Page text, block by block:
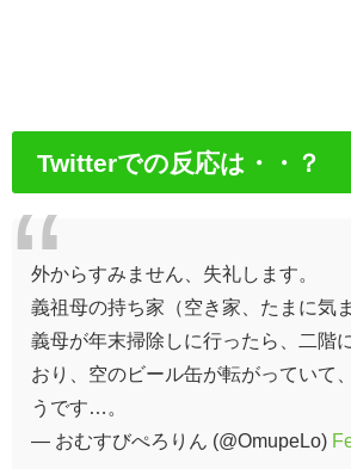
Twitterでの反応は・・？
外からすみません、失礼します。
義祖母の持ち家（空き家、たまに気
義母が年末掃除しに行ったら、二階
おり、空のビール缶が転がっていて
うです…。
— おむすびぺろりん (@OmupeLo)